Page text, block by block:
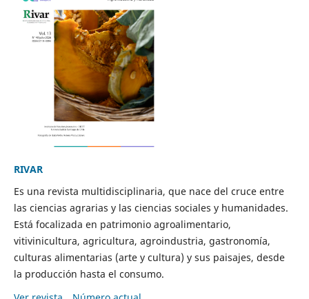
RIVAR
Es una revista multidisciplinaria, que nace del cruce entre
las ciencias agrarias y las ciencias sociales y humanidades.
Está focalizada en patrimonio agroalimentario,
vitivinicultura, agricultura, agroindustria, gastronomía,
culturas alimentarias (arte y cultura) y sus paisajes, desde
la producción hasta el consumo.